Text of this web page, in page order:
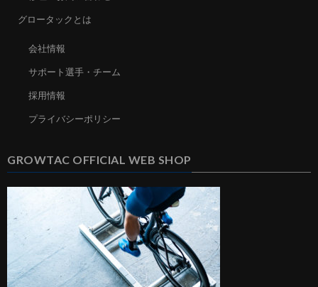
グロータックとは
会社情報
サポート選手・チーム
採用情報
プライバシーポリシー
GROWTAC OFFICIAL WEB SHOP